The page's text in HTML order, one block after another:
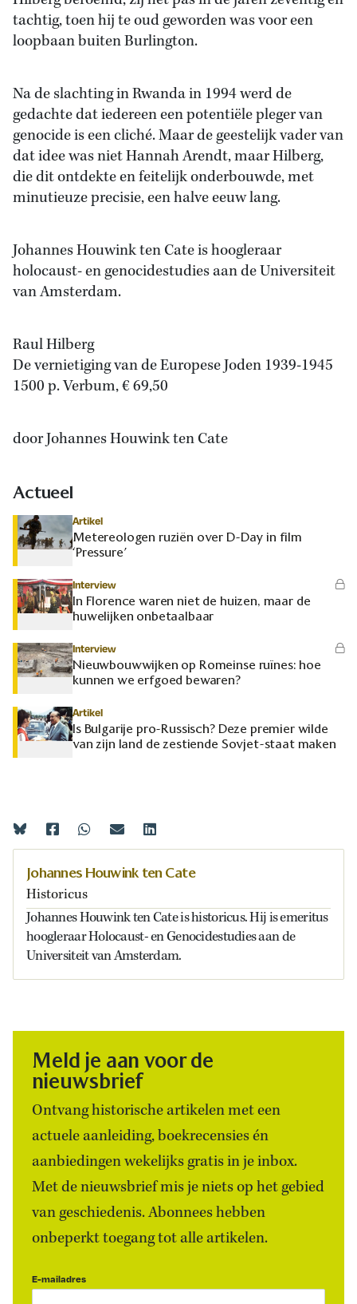
tachtig, toen hij te oud geworden was voor een
loopbaan buiten Burlington.
Na de slachting in Rwanda in 1994 werd de
gedachte dat iedereen een potentiële pleger van
genocide is een cliché. Maar de geestelijk vader van
dat idee was niet Hannah Arendt, maar Hilberg,
die dit ontdekte en feitelijk onderbouwde, met
minutieuze precisie, een halve eeuw lang.
Johannes Houwink ten Cate is hoogleraar
holocaust- en genocidestudies aan de Universiteit
van Amsterdam.
Raul Hilberg
De vernietiging van de Europese Joden 1939-1945
1500 p. Verbum, € 69,50
door Johannes Houwink ten Cate
Actueel
Artikel
Metereologen ruziën over D-Day in film
‘Pressure’
Interview
In Florence waren niet de huizen, maar de
huwelijken onbetaalbaar
Interview
Nieuwbouwwijken op Romeinse ruïnes: hoe
kunnen we erfgoed bewaren?
Artikel
Is Bulgarije pro-Russisch? Deze premier wilde
van zijn land de zestiende Sovjet-staat maken
Johannes Houwink ten Cate
Historicus
Johannes Houwink ten Cate is historicus. Hij is emeritus
hoogleraar Holocaust- en Genocidestudies aan de
Universiteit van Amsterdam.
Meld je aan voor de
nieuwsbrief
Ontvang historische artikelen met een
actuele aanleiding, boekrecensies én
aanbiedingen wekelijks gratis in je inbox.
Met de nieuwsbrief mis je niets op het gebied
van geschiedenis. Abonnees hebben
onbeperkt toegang tot alle artikelen.
E-mailadres